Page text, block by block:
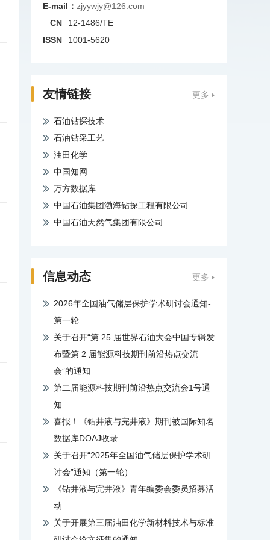
E-mail： zjyywjy@126.com
CN
12-1486/TE
ISSN
1001-5620
友情链接 更多
石油钻探技术
石油钻采工艺
油田化学
中国知网
万方数据库
中国石油集团渤海钻探工程有限公司
中国石油天然气集团有限公司
信息动态 更多
2026年全国油气储层保护学术研讨会通知-
第一轮
关于召开“第 25 届世界石油大会中国专辑发
布暨第 2 届能源科技期刊前沿热点交流
会”的通知
第二届能源科技期刊前沿热点交流会1号通
知
喜报！《钻井液与完井液》期刊被国际知名
数据库DOAJ收录
关于召开“2025年全国油气储层保护学术研
讨会”通知（第一轮）
《钻井液与完井液》青年编委会委员招募活
动
关于开展第三届油田化学新材料技术与标准